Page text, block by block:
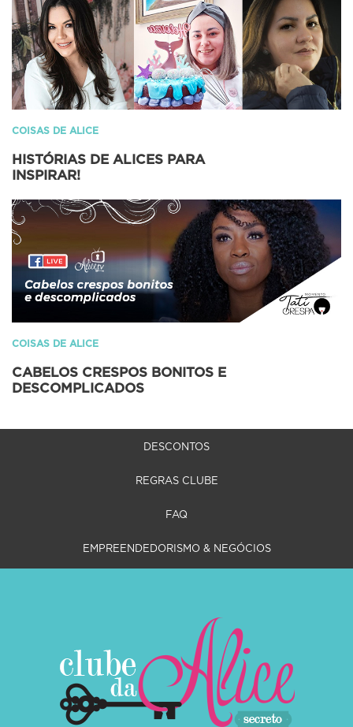
COISAS DE ALICE
HISTÓRIAS DE ALICES PARA
INSPIRAR!
COISAS DE ALICE
CABELOS CRESPOS BONITOS E
DESCOMPLICADOS
DESCONTOS
REGRAS CLUBE
FAQ
EMPREENDEDORISMO & NEGÓCIOS